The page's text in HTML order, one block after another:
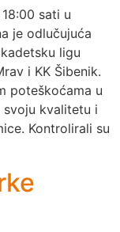
sati u
je odlučujuća
ligu
i KK Šibenik.
poteškoćama u
svoju kvalitetu i
Kontrolirali su